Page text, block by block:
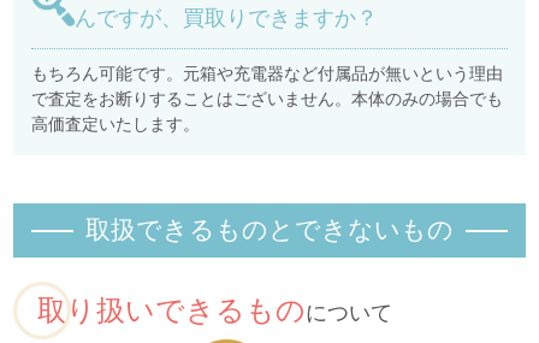
んですが、買取りできますか？
もちろん可能です。元箱や充電器など付属品が無いという理由
で査定をお断りすることはございません。本体のみの場合でも
高価査定いたします。
取扱できるものとできないもの
取り扱いできるものについて